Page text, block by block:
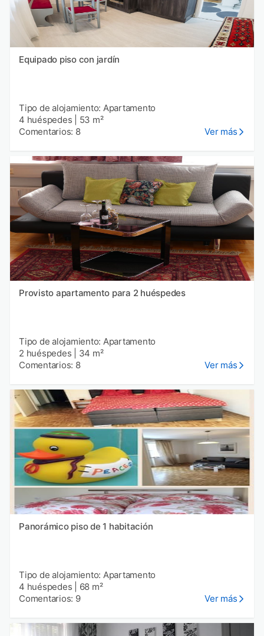
Equipado piso con jardín
Tipo de alojamiento: Apartamento
4 huéspedes
53 m²
Comentarios: 8
Ver más
Provisto apartamento para 2 huéspedes
Tipo de alojamiento: Apartamento
2 huéspedes
34 m²
Comentarios: 8
Ver más
Panorámico piso de 1 habitación
Tipo de alojamiento: Apartamento
4 huéspedes
68 m²
Comentarios: 9
Ver más